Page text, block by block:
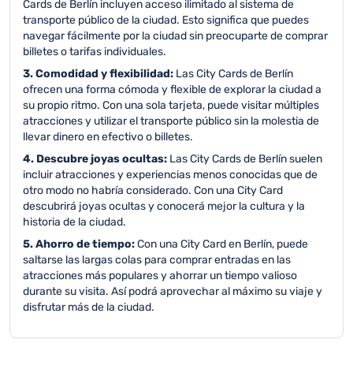
Cards de Berlín incluyen acceso ilimitado al sistema de
transporte público de la ciudad. Esto significa que puedes
navegar fácilmente por la ciudad sin preocuparte de comprar
billetes o tarifas individuales.
3. Comodidad y flexibilidad: Las City Cards de Berlín
ofrecen una forma cómoda y flexible de explorar la ciudad a
su propio ritmo. Con una sola tarjeta, puede visitar múltiples
atracciones y utilizar el transporte público sin la molestia de
llevar dinero en efectivo o billetes.
4. Descubre joyas ocultas: Las City Cards de Berlín suelen
incluir atracciones y experiencias menos conocidas que de
otro modo no habría considerado. Con una City Card
descubrirá joyas ocultas y conocerá mejor la cultura y la
historia de la ciudad.
5. Ahorro de tiempo:Con una City Card en Berlín, puede
saltarse las largas colas para comprar entradas en las
atracciones más populares y ahorrar un tiempo valioso
durante su visita. Así podrá aprovechar al máximo su viaje y
disfrutar más de la ciudad.